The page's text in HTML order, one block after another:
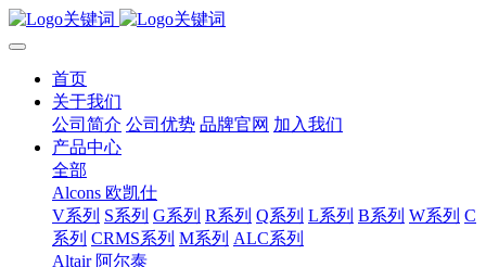
首页
关于我们
公司简介 公司优势 品牌官网 加入我们
产品中心
全部
Alcons 欧凯仕
V系列 S系列 G系列 R系列 Q系列 L系列 B系列 W系列 C
系列 CRMS系列 M系列 ALC系列
Altair 阿尔泰